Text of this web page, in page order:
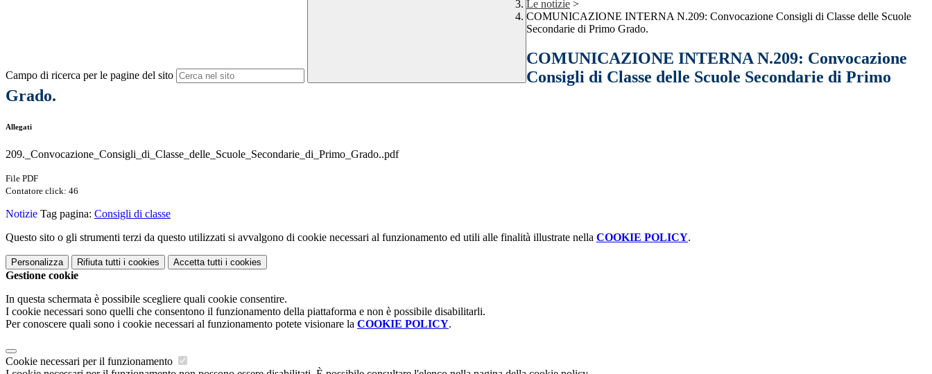
Campo di ricerca per le pagine del sito
Le notizie >
COMUNICAZIONE INTERNA N.209: Convocazione Consigli di Classe delle Scuole
Secondarie di Primo Grado.
COMUNICAZIONE INTERNA N.209: Convocazione
Consigli di Classe delle Scuole Secondarie di Primo
Grado.
Allegati
209._Convocazione_Consigli_di_Classe_delle_Scuole_Secondarie_di_Primo_Grado..pdf
File PDF
Contatore click: 46
Notizie Tag pagina: Consigli di classe
Questo sito o gli strumenti terzi da questo utilizzati si avvalgono di cookie necessari al funzionamento ed utili alle finalità illustrate nella COOKIE POLICY.
Personalizza Rifiuta tutti i cookies Accetta tutti i cookies
Gestione cookie
In questa schermata è possibile scegliere quali cookie consentire.
I cookie necessari sono quelli che consentono il funzionamento della piattaforma e non è possibile disabilitarli.
Per conoscere quali sono i cookie necessari al funzionamento potete visionare la COOKIE POLICY.
Cookie necessari per il funzionamento